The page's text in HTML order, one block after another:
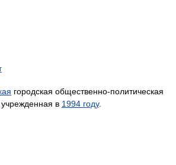
городская общественно-политическая
, учрежденная в 1994 году.